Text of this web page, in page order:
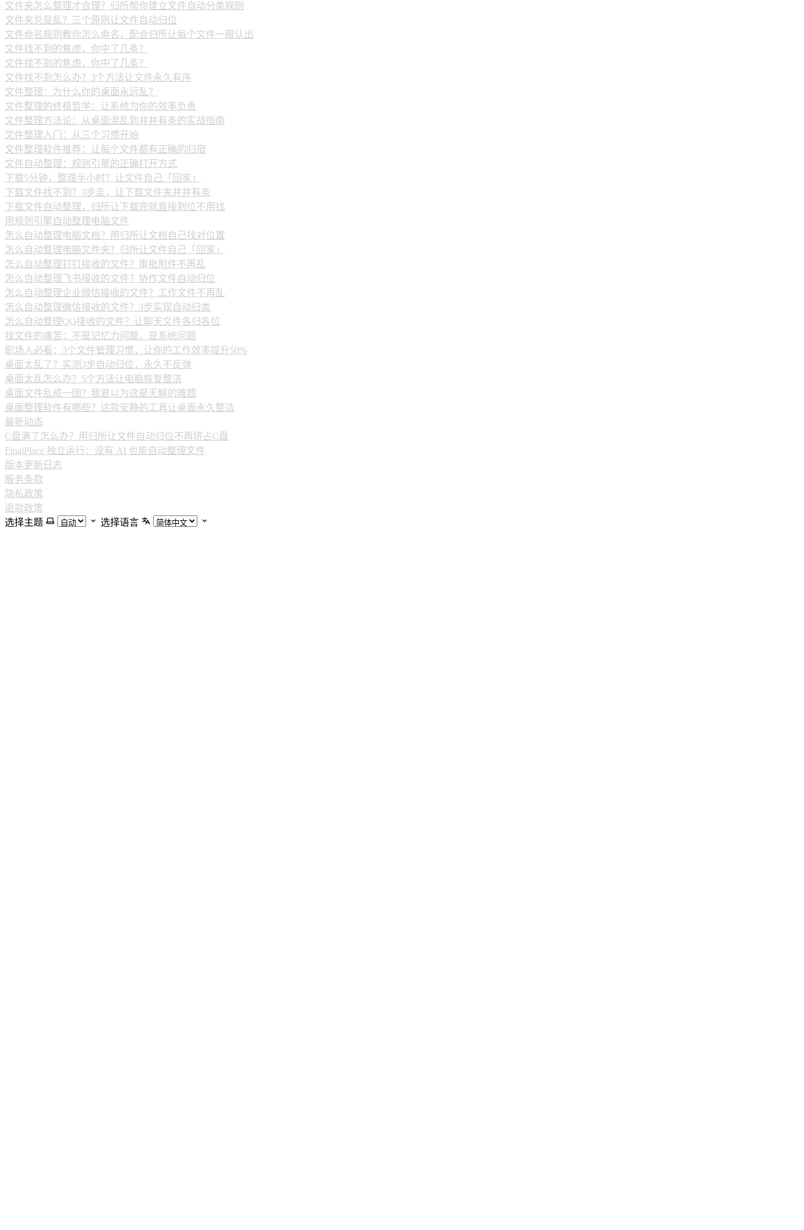
文件夹怎么整理才合理？归所帮你建立文件自动分类规则
文件夹总是乱？三个原则让文件自动归位
文件命名规则教你怎么命名，配合归所让每个文件一眼认出
文件找不到的焦虑，你中了几条？
文件找不到的焦虑，你中了几条？
文件找不到怎么办？3个方法让文件永久有序
文件整理：为什么你的桌面永远乱？
文件整理的终极哲学：让系统为你的效率负责
文件整理方法论：从桌面混乱到井井有条的实战指南
文件整理入门：从三个习惯开始
文件整理软件推荐：让每个文件都有正确的归宿
文件自动整理：规则引擎的正确打开方式
下载5分钟，整理半小时？让文件自己「回家」
下载文件找不到？3步走，让下载文件夹井井有条
下载文件自动整理，归所让下载完就直接到位不用找
用规则引擎自动整理电脑文件
怎么自动整理电脑文档？用归所让文档自己找对位置
怎么自动整理电脑文件夹？归所让文件自己「回家」
怎么自动整理钉钉接收的文件？审批附件不再乱
怎么自动整理飞书接收的文件？协作文件自动归位
怎么自动整理企业微信接收的文件？工作文件不再乱
怎么自动整理微信接收的文件？3步实现自动归类
怎么自动整理QQ接收的文件？让聊天文件各归各位
找文件的痛苦：不是记忆力问题，是系统问题
职场人必看：3个文件管理习惯，让你的工作效率提升50%
桌面太乱了？实测3步自动归位，永久不反弹
桌面太乱怎么办？5个方法让电脑恢复整洁
桌面文件乱成一团？我曾以为这是无解的难题
桌面整理软件有哪些？这款安静的工具让桌面永久整洁
最新动态
C盘满了怎么办？用归所让文件自动归位不再挤占C盘
FinalPlace 独立运行：没有 AI 也能自动整理文件
版本更新日志
服务条款
隐私政策
退款政策
选择主题
选择语言